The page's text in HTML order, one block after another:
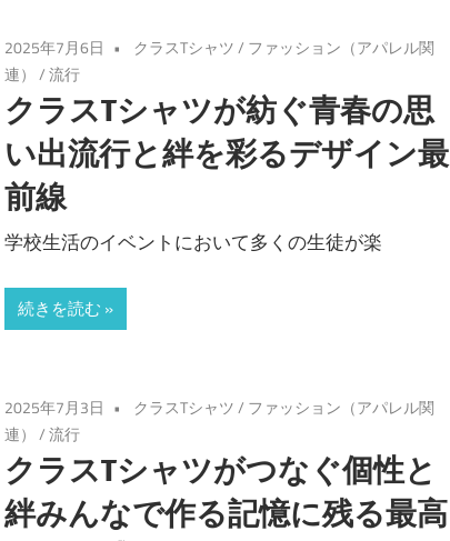
2025年7月6日 クラスTシャツ/ ファッション（アパレル関
連） /流行
クラスTシャツが紡ぐ青春の思
い出流行と絆を彩るデザイン最
前線
学校生活のイベントにおいて多くの生徒が楽
続きを読む
2025年7月3日 クラスTシャツ/ ファッション（アパレル関
連） /流行
クラスTシャツがつなぐ個性と
絆みんなで作る記憶に残る最高